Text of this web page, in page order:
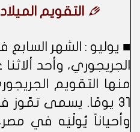
التقويم
■ يوليو : الشهر
الجريجوري، وأحد
منها التقويم
31 يومًا. يسمى تمّوز
وأحياناً يُولْيَه في